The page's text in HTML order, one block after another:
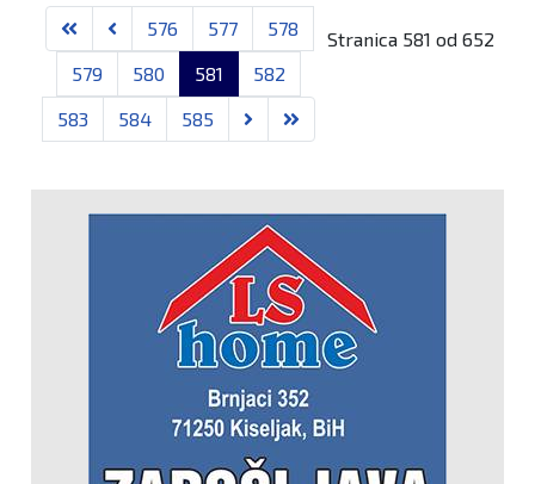
Stranica 581 od 652
576 577
578
579
580 581
582
583
584 585